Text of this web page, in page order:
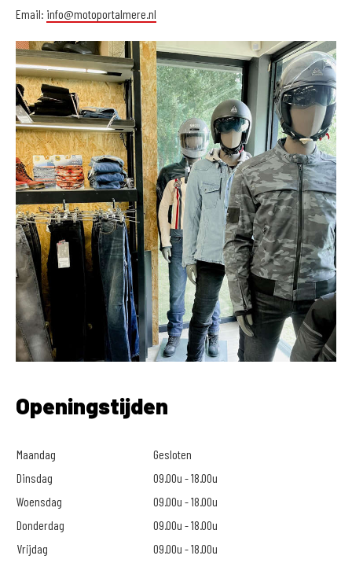
Email: info@motoportalmere.nl
Openingstijden
Maandag
Gesloten
Dinsdag
09.00u - 18.00u
Woensdag
09.00u - 18.00u
Donderdag
09.00u - 18.00u
Vrijdag
09.00u - 18.00u